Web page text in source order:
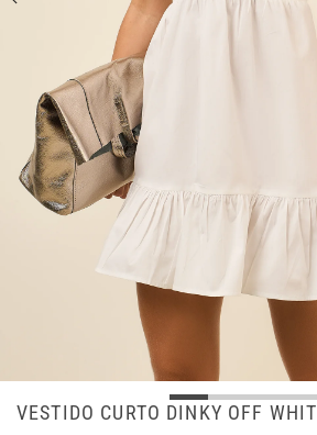
VESTIDO CURTO DINKY OFF